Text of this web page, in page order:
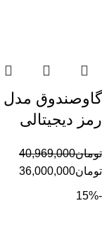
رمز دیجیتالی
تومان40,969,000
تومان36,000,000
-15%